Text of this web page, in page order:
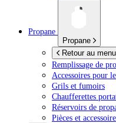
Propane
Propane
Retour au
Remplissage de
Accessoires pour
Grils et fumoirs
Chaufferettes
Réservoirs de
Pièces et